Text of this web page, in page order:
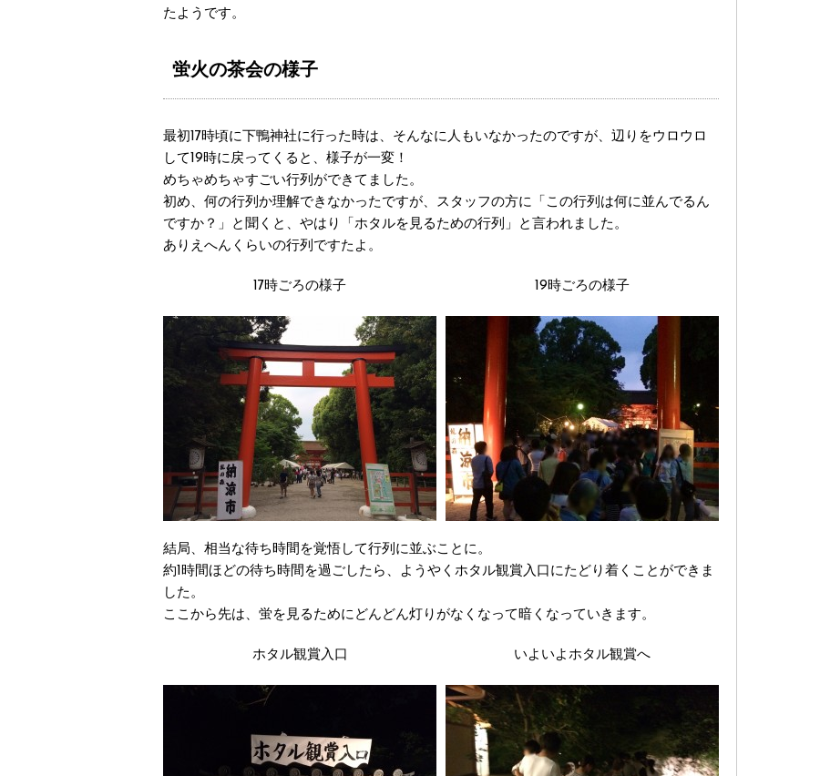
たようです。
蛍火の茶会の様子
最初17時頃に下鴨神社に行った時は、そんなに人もいなかったのですが、辺りをウロウロ
して19時に戻ってくると、様子が一変！
めちゃめちゃすごい行列ができてました。
初め、何の行列か理解できなかったですが、スタッフの方に「この行列は何に並んでるん
ですか？」と聞くと、やはり「ホタルを見るための行列」と言われました。
ありえへんくらいの行列ですたよ。
17時ごろの様子 19時ごろの様子
結局、相当な待ち時間を覚悟して行列に並ぶことに。
約1時間ほどの待ち時間を過ごしたら、ようやくホタル観賞入口にたどり着くことができま
した。
ここから先は、蛍を見るためにどんどん灯りがなくなって暗くなっていきます。
ホタル観賞入口 いよいよホタル観賞へ